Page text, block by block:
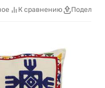
К сравнению